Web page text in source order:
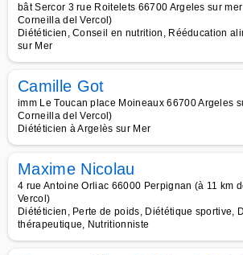
bât Sercor 3 rue Roitelets 66700 Argeles sur
Corneilla del Vercol)
Diététicien, Conseil en nutrition, Rééducation
sur Mer
Camille Got
imm Le Toucan place Moineaux 66700 Argeles
Corneilla del Vercol)
Diététicien à Argelès sur Mer
Maxime Nicolau
4 rue Antoine Orliac 66000 Perpignan (à 11 km
Vercol)
Diététicien, Perte de poids, Diététique sportive,
thérapeutique, Nutritionniste